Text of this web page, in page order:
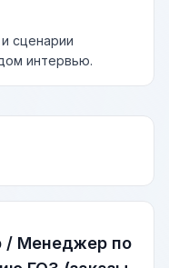
сценарии
интервью.
/ Менеджер по